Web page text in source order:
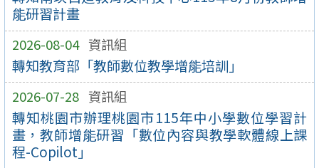
能研習計畫
2026-08-04 資訊組
轉知教育部「教師數位教學增能培訓」
2026-07-28 資訊組
轉知桃園市辦理桃園市115年中小學數位學習計
畫，教師增能研習「數位內容與教學軟體線上課
程-Copilot」